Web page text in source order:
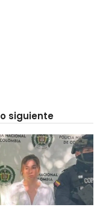
siguiente